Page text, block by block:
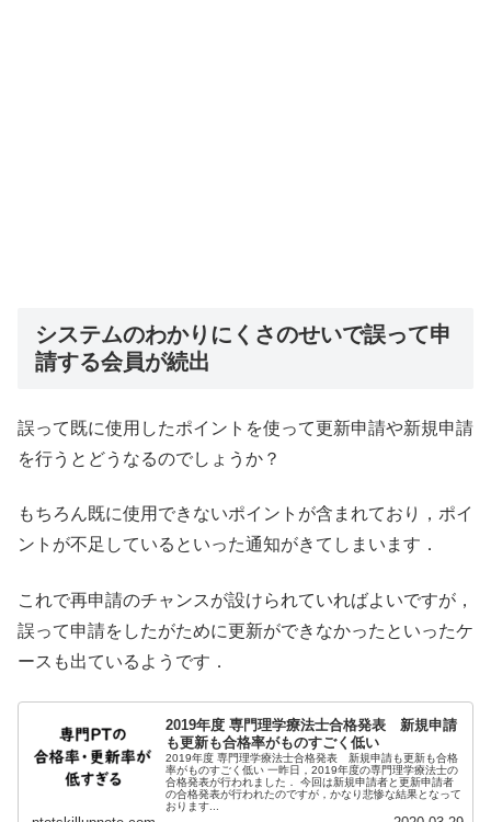
システムのわかりにくさのせいで誤って申
請する会員が続出
誤って既に使用したポイントを使って更新申請や新規申請
を行うとどうなるのでしょうか？
もちろん既に使用できないポイントが含まれており，ポイ
ントが不足しているといった通知がきてしまいます．
これで再申請のチャンスが設けられていればよいですが，
誤って申請をしたがために更新ができなかったといったケ
ースも出ているようです．
2019年度 専門理学療法士合格発表 新規申請
も更新も合格率がものすごく低い
2019年度 専門理学療法士合格発表 新規申請も更新も合格
率がものすごく低い 一昨日，2019年度の専門理学療法士の
合格発表が行われました． 今回は新規申請者と更新申請者
の合格発表が行われたのですが，かなり悲惨な結果となって
おります...